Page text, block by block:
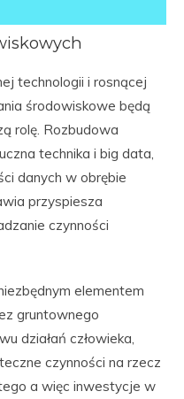
technologii i rosnącej
środowiskowe będą
rolę. Rozbudowa
technika i big data,
danych w obrębie
przyspiesza
czynności
elementem
gruntownego
działań człowieka,
czynności na rzecz
a więc inwestycje w